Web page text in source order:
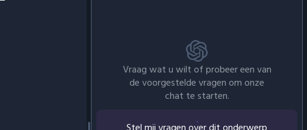
Vraag wat u wilt of probeer een van
de voorgestelde vragen om onze
chat te starten.